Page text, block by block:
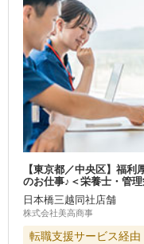
【東京都／中央区】福
のお仕事♪＜栄養士・管
日本橋三越同社店舗
株式会社美高商事
転職支援サービス経由